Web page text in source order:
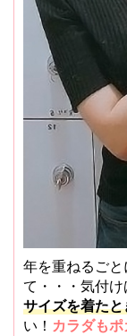
年を重ねるご
て・・・気付
サイズを着た
い！ カラダも